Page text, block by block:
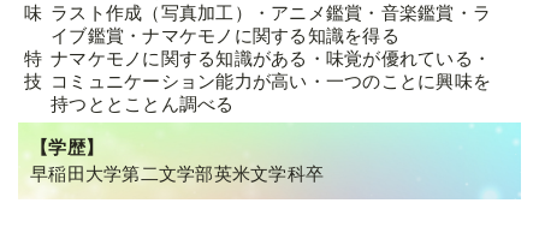
味 ラスト作成（写真加工）・アニメ鑑賞・音楽鑑賞・ラ
イブ鑑賞・ナマケモノに関する知識を得る
特
技
ナマケモノに関する知識がある・味覚が優れている・
コミュニケーション能力が高い・一つのことに興味を
持つととことん調べる
【学歴】
早稲田大学第二文学部英米文学科卒